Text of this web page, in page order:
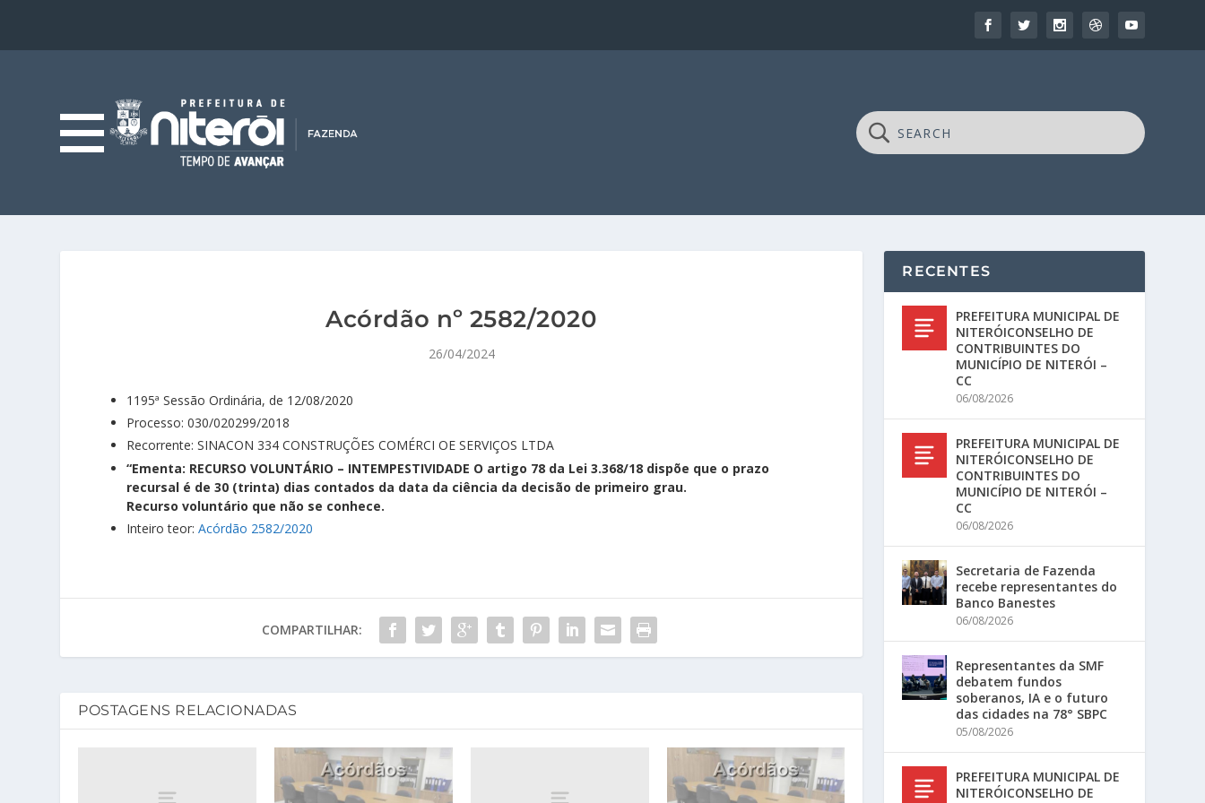
Acórdão nº 2582/2020
26/04/2024
1195ª Sessão Ordinária, de 12/08/2020
Processo: 030/020299/2018
Recorrente: SINACON 334 CONSTRUÇÕES COMÉRCI OE SERVIÇOS LTDA
“Ementa: RECURSO VOLUNTÁRIO – INTEMPESTIVIDADE O artigo 78 da Lei 3.368/18 dispõe que o prazo
recursal é de 30 (trinta) dias contados da data da ciência da decisão de primeiro grau.
Recurso voluntário que não se conhece.
Inteiro teor:Acórdão 2582/2020
COMPARTILHAR:
POSTAGENS RELACIONADAS
RECENTES
PREFEITURA MUNICIPAL DE
NITERÓICONSELHO DE
CONTRIBUINTES DO
MUNICÍPIO DE NITERÓI –
CC
06/08/2026
PREFEITURA MUNICIPAL DE
NITERÓICONSELHO DE
CONTRIBUINTES DO
MUNICÍPIO DE NITERÓI –
CC
06/08/2026
Secretaria de Fazenda
recebe representantes do
Banco Banestes
06/08/2026
Representantes da SMF
debatem fundos
soberanos, IA e o futuro
das cidades na 78° SBPC
05/08/2026
PREFEITURA MUNICIPAL DE
NITERÓICONSELHO DE